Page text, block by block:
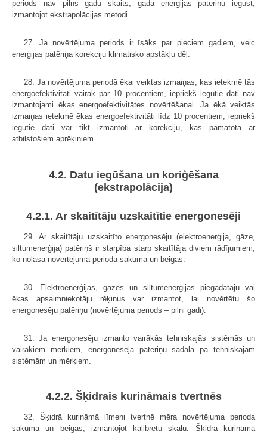
periods nav pilns gadu skaits, gada enerģijas patēriņu iegūst,
izmantojot ekstrapolācijas metodi.
27. Ja novērtējuma periods ir īsāks par pieciem gadiem, veic
enerģijas patēriņa korekciju klimatisko apstākļu dēļ.
28. Ja novērtējuma periodā ēkai veiktas izmaiņas, kas ietekmē tās
energoefektivitāti vairāk par 10 procentiem, iepriekš iegūtie dati nav
izmantojami ēkas energoefektivitātes novērtēšanai. Ja ēkā veiktās
izmaiņas ietekmē ēkas energoefektivitāti līdz 10 procentiem, iepriekš
iegūtie dati var tikt izmantoti ar korekciju, kas pamatota ar
atbilstošiem aprēķiniem.
4.2. Datu iegūšana un koriģēšana
(ekstrapolācija)
4.2.1. Ar skaitītāju uzskaitītie energonesēji
29. Ar skaitītāju uzskaitīto energonesēju (elektroenerģija, gāze,
siltumenerģija) patēriņš ir starpība starp skaitītāja diviem rādījumiem,
ko nolasa novērtējuma perioda sākumā un beigās.
30. Elektroenerģijas, gāzes un siltumenerģijas piegādātāju vai
ēkas apsaimniekotāju rēķinus var izmantot, lai novērtētu šo
energonesēju patēriņu (novērtējuma periods – pilni gadi).
31. Ja energonesēju izmanto vairākās tehniskajās sistēmās un
vairākiem mērķiem, energonesēja patēriņu sadala pa tehniskajām
sistēmām un mērķiem.
4.2.2. Šķidrais kurināmais tvertnēs
32. Šķidrā kurināmā līmeni tvertnē mēra novērtējuma perioda
sākumā un beigās, izmantojot kalibrētu skalu. Šķidrā kurināmā